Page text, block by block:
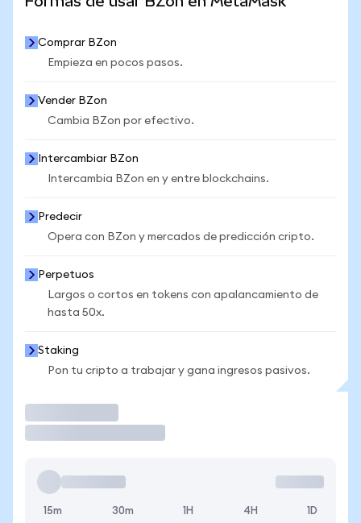
Comprar BZon
Empieza en pocos pasos.
Vender BZon
Cambia BZon por efectivo.
Intercambiar BZon
Intercambia BZon en y entre blockchains.
Predecir
Opera con BZon y mercados de predicción cripto.
Perpetuos
Largos o cortos en tokens con apalancamiento de
hasta 50x.
Staking
Pon tu cripto a trabajar y gana ingresos pasivos.
15m 30m 1H 4H 1D